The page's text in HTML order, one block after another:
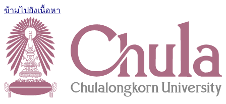
ข้ามไปยังเนื้อหา